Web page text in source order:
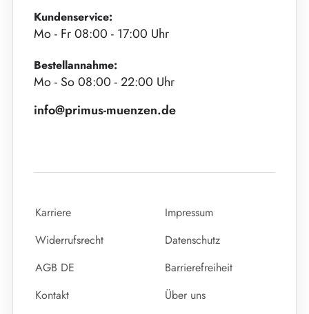
Kundenservice:
Mo - Fr 08:00 - 17:00 Uhr
Bestellannahme:
Mo - So 08:00 - 22:00 Uhr
info@primus-muenzen.de
Karriere
Impressum
Widerrufsrecht
Datenschutz
AGB DE
Barrierefreiheit
Kontakt
Über uns